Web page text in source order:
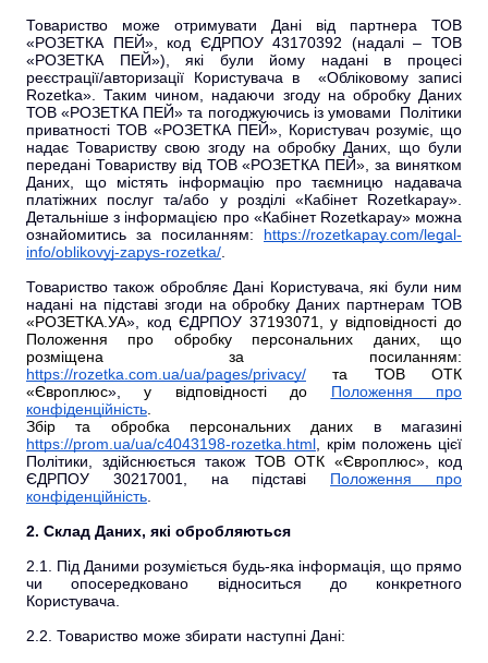
Товариство може отримувати Дані від партнера ТОВ
«РОЗЕТКА ПЕЙ», код ЄДРПОУ 43170392 (надалі – ТОВ
«РОЗЕТКА ПЕЙ»), які були йому надані в процесі
реєстрації/авторизації Користувача в «Обліковому записі
Rozetka». Таким чином, надаючи згоду на обробку Даних
ТОВ «РОЗЕТКА ПЕЙ» та погоджуючись із умовами Політики
приватності ТОВ «РОЗЕТКА ПЕЙ», Користувач розуміє, що
надає Товариству свою згоду на обробку Даних, що були
передані Товариству від ТОВ «РОЗЕТКА ПЕЙ», за винятком
Даних, що містять інформацію про таємницю надавача
платіжних послуг та/або у розділі «Кабінет Rozetkapay».
Детальніше з інформацією про «Кабінет Rozetkapay» можна
ознайомитись за посиланням: https://rozetkapay.com/legal-
info/oblikovyj-zapys-rozetka/
Товариство також обробляє Дані Користувача, які були ним
надані на підставі згоди на обробку Даних партнерам ТОВ
«РОЗЕТКА.УА», код ЄДРПОУ 37193071, у відповідності до
Положення про обробку персональних даних, що
розміщена за посиланням:
https://rozetka.com.ua/ua/pages/privacy/ та ТОВ ОТК
«Європлюс»,у відповідності до Положення про
конфіденційність
Збір та обробка персональних даних в магазині
https://prom.ua/ua/c4043198-rozetka.html , крім положень цієї
Політики, здійснюється також ТОВ ОТК «Європлюс», код
ЄДРПОУ 30217001, на підставі Положення про
конфіденційність
2. Склад Даних, які обробляються
2.1. Під Даними розуміється будь-яка інформація, що прямо
чи опосередковано відноситься до конкретного
Користувача.
2.2. Товариство може збирати наступні Дані: